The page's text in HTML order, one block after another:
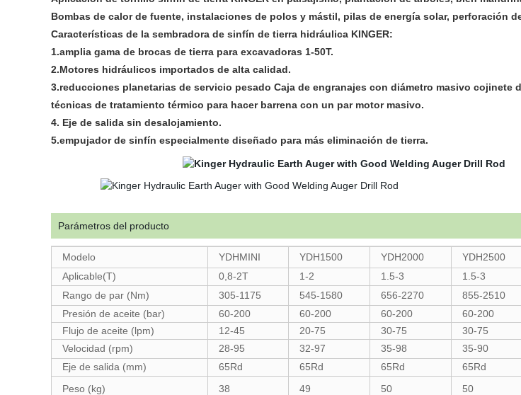
Bombas de calor de fuente, instalaciones de polos y mástil, pilas de energía solar, perforación
Características de la sembradora de sinfín de tierra hidráulica KINGER:
1.amplia gama de brocas de tierra para excavadoras 1-50T.
2.Motores hidráulicos importados de alta calidad.
3.reducciones planetarias de servicio pesado Caja de engranajes con diámetro masivo
técnicas de tratamiento térmico para hacer barrena con un par motor masivo.
4. Eje de salida sin desalojamiento.
5.empujador de sinfín especialmente diseñado para más eliminación de tierra.
Parámetros del producto
Modelo YDHMINI YDH1500 YDH2000 YDH2500
Aplicable(T)
0,8-2T 1-2 1.5-3 1.5-3
Rango de par (Nm)
305-1175 545-1580 656-2270 855-2510
Presión de aceite (bar)
60-200 60-200 60-200 60-200
Flujo de aceite (lpm)
12-45 20-75 30-75 30-75
Velocidad (rpm)
28-95 32-97 35-98 35-90
Eje de salida (mm)
65Rd 65Rd 65Rd 65Rd
Peso (kg)
38 49 50 50